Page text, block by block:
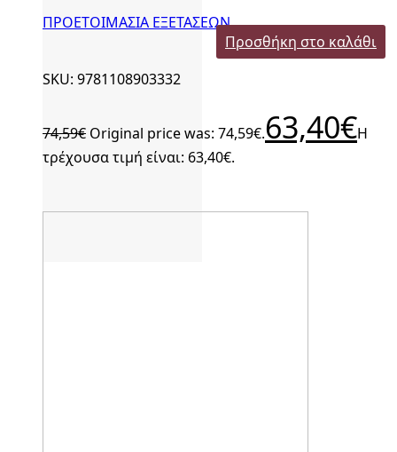
ΠΡΟΕΤΟΙΜΑΣΙΑ ΕΞΕΤΑΣΕΩΝ
Προσθήκη στο καλάθι
SKU: 9781108903332
74,59€ Original price was: 74,59€.63,40€Η
τρέχουσα τιμή είναι: 63,40€.